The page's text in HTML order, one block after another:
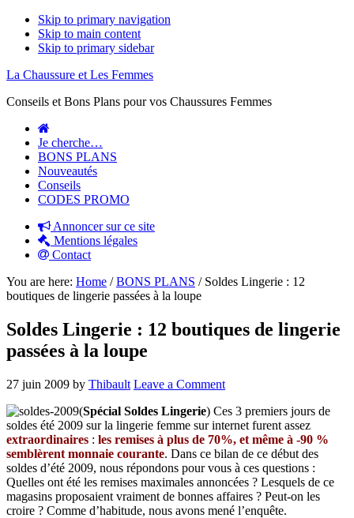
Skip to primary navigation
Skip to main content
Skip to primary sidebar
La Chaussure et Les Femmes
Conseils et Bons Plans pour vos Chaussures Femmes
Je cherche…
BONS PLANS
Nouveautés
Conseils
CODES PROMO
Annoncer sur ce site
Mentions légales
Contact
You are here: Home / BONS PLANS /Soldes Lingerie : 12
boutiques de lingerie passées à la loupe
Soldes Lingerie : 12 boutiques de lingerie
passées à la loupe
27 juin 2009 by Thibault Leave a Comment
(Spécial Soldes Lingerie) Ces 3 premiers jours de
soldes été 2009 sur la lingerie femme sur internet furent assez
extraordinaires : les remises à plus de 70%, et même à -90 %
semblèrent monnaie courante. Dans ce bilan de ce début des
soldes d’été 2009, nous répondons pour vous à ces questions :
Quelles ont été les remises maximales annoncées ? Lesquels de ce
magasins proposaient vraiment de bonnes affaires ? Peut-on les
croire ? Comme d’habitude, nous avons mené l’enquête.